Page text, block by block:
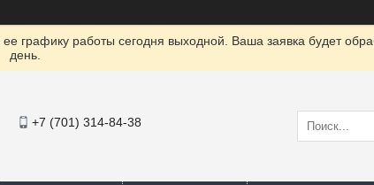
графику работы сегодня выходной. Ваша заявка будет
день.
+7 (701) 314-84-38